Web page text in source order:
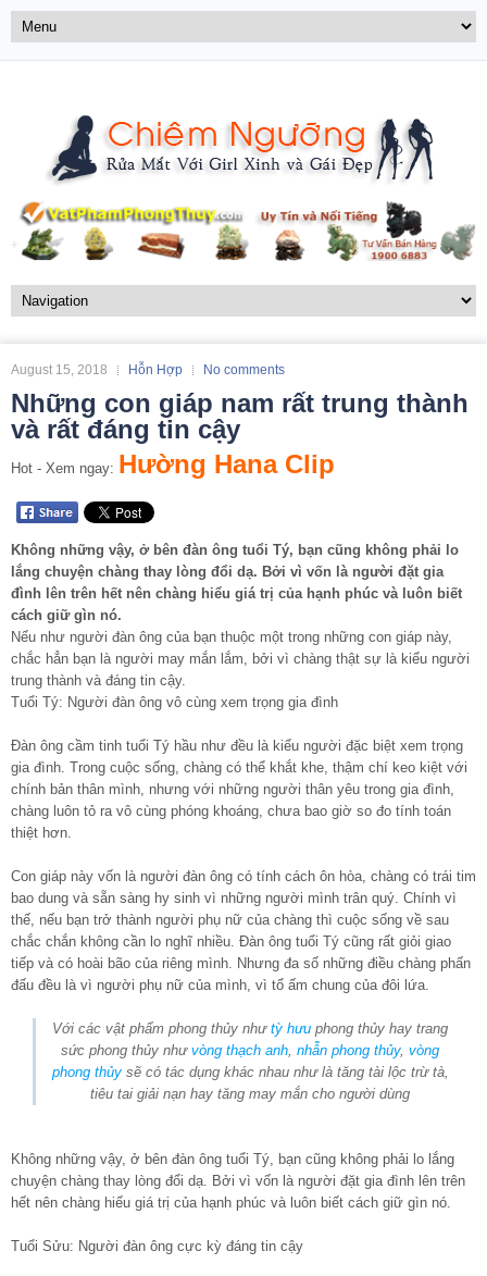
August 15, 2018 Hỗn Hợp No comments
Những con giáp nam rất trung thành
và rất đáng tin cậy
Hot - Xem ngay: Hường Hana Clip
Không những vậy, ở bên đàn ông tuổi Tý, bạn cũng không phải lo
lắng chuyện chàng thay lòng đổi dạ. Bởi vì vốn là người đặt gia
đình lên trên hết nên chàng hiểu giá trị của hạnh phúc và luôn biết
cách giữ gìn nó.
Nếu như người đàn ông của bạn thuộc một trong những con giáp này,
chắc hẳn bạn là người may mắn lắm, bởi vì chàng thật sự là kiểu người
trung thành và đáng tin cậy.
Tuổi Tý: Người đàn ông vô cùng xem trọng gia đình
Đàn ông cầm tinh tuổi Tý hầu như đều là kiểu người đặc biệt xem trọng
gia đình. Trong cuộc sống, chàng có thể khắt khe, thậm chí keo kiệt với
chính bản thân mình, nhưng với những người thân yêu trong gia đình,
chàng luôn tỏ ra vô cùng phóng khoáng, chưa bao giờ so đo tính toán
thiệt hơn.
Con giáp này vốn là người đàn ông có tính cách ôn hòa, chàng có trái tim
bao dung và sẵn sàng hy sinh vì những người mình trân quý. Chính vì
thế, nếu bạn trở thành người phụ nữ của chàng thì cuộc sống về sau
chắc chắn không cần lo nghĩ nhiều. Đàn ông tuổi Tý cũng rất giỏi giao
tiếp và có hoài bão của riêng mình. Nhưng đa số những điều chàng phấn
đấu đều là vì người phụ nữ của mình, vì tổ ấm chung của đôi lứa.
Với các vật phẩm phong thủy như tỳ hưu phong thủy hay trang
sức phong thủy như vòng thạch anh, nhẫn phong thủy, vòng
phong thủysẽ có tác dụng khác nhau như là tăng tài lộc trừ tà,
tiêu tai giải nạn hay tăng may mắn cho người dùng
Không những vậy, ở bên đàn ông tuổi Tý, bạn cũng không phải lo lắng
chuyện chàng thay lòng đổi dạ. Bởi vì vốn là người đặt gia đình lên trên
hết nên chàng hiểu giá trị của hạnh phúc và luôn biết cách giữ gìn nó.
Tuổi Sửu: Người đàn ông cực kỳ đáng tin cậy